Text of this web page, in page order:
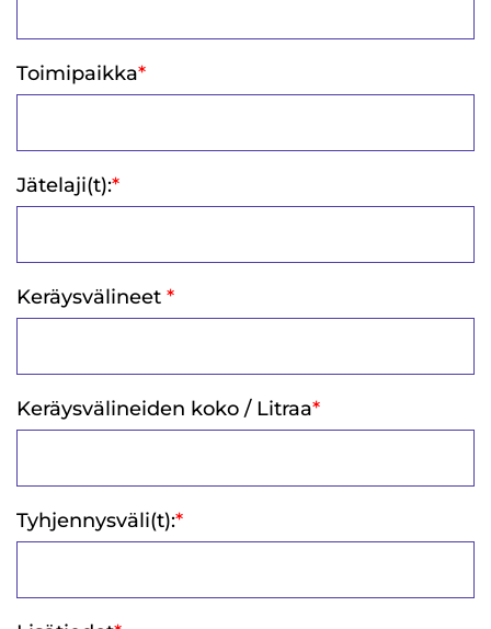
Toimipaikka*
Jätelaji(t):*
Keräysvälineet *
Keräysvälineiden koko / Litraa*
Tyhjennysväli(t):*